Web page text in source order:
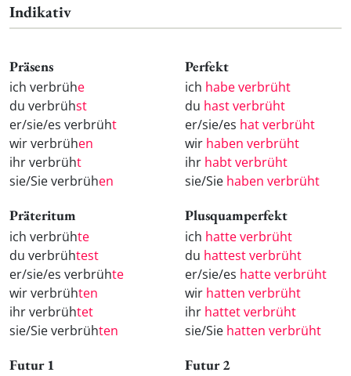
Indikativ
Präsens
ich verbrühe
du verbrühst
er/sie/es verbrüht
wir verbrühen
ihr verbrüht
sie/Sie verbrühen
Perfekt
ich habe verbrüht
du hast verbrüht
er/sie/es hat verbrüht
wir haben verbrüht
ihr habt verbrüht
sie/Sie haben verbrüht
Präteritum
ich verbrühte
du verbrühtest
er/sie/es verbrühte
wir verbrühten
ihr verbrühtet
sie/Sie verbrühten
Plusquamperfekt
ich hatte verbrüht
du hattest verbrüht
er/sie/es hatte verbrüht
wir hatten verbrüht
ihr hattet verbrüht
sie/Sie hatten verbrüht
Futur 1 Futur 2